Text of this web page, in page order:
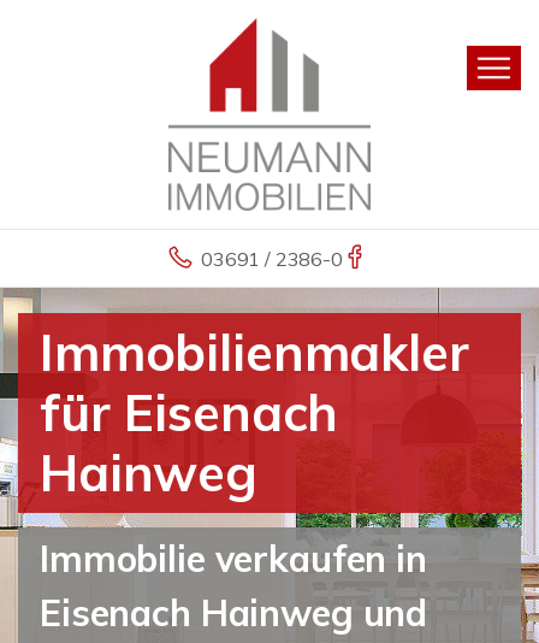
03691 / 2386-0
Immobilienmakler
für Eisenach
Hainweg
Immobilie verkaufen in
Eisenach Hainweg und